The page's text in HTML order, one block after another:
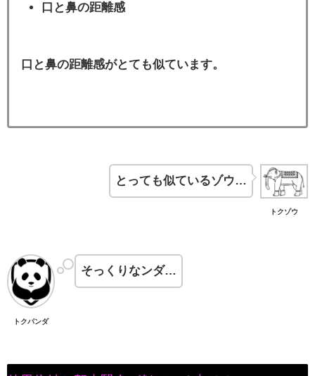
口と鼻の距離感
口と鼻の距離感がとても似ています。
トクゾウ
とっても似ているゾウ…
トクパンダ
そっくりなンダ…